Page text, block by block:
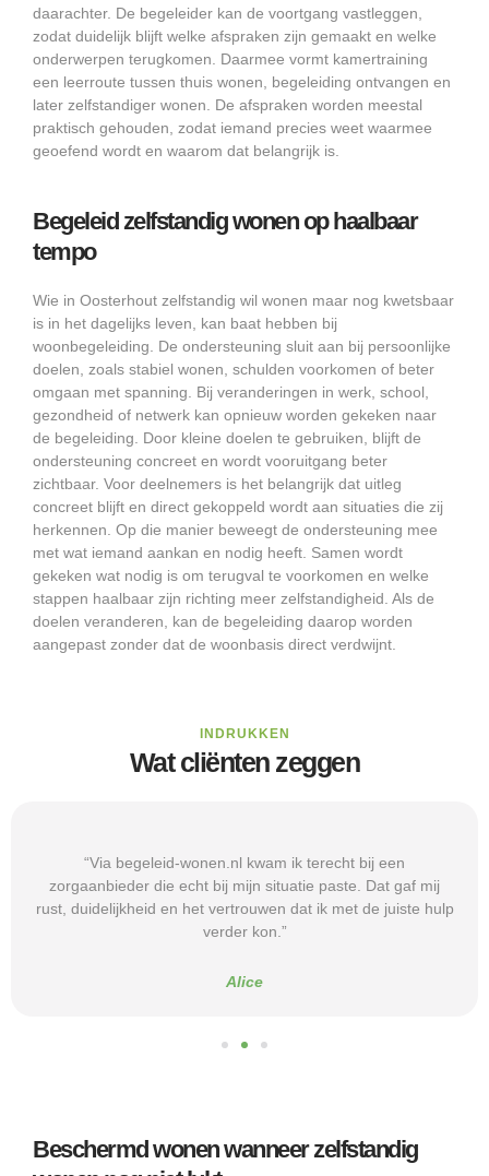
daarachter. De begeleider kan de voortgang vastleggen,
zodat duidelijk blijft welke afspraken zijn gemaakt en welke
onderwerpen terugkomen. Daarmee vormt kamertraining
een leerroute tussen thuis wonen, begeleiding ontvangen en
later zelfstandiger wonen. De afspraken worden meestal
praktisch gehouden, zodat iemand precies weet waarmee
geoefend wordt en waarom dat belangrijk is.
Begeleid zelfstandig wonen op haalbaar
tempo
Wie in Oosterhout zelfstandig wil wonen maar nog kwetsbaar
is in het dagelijks leven, kan baat hebben bij
woonbegeleiding. De ondersteuning sluit aan bij persoonlijke
doelen, zoals stabiel wonen, schulden voorkomen of beter
omgaan met spanning. Bij veranderingen in werk, school,
gezondheid of netwerk kan opnieuw worden gekeken naar
de begeleiding. Door kleine doelen te gebruiken, blijft de
ondersteuning concreet en wordt vooruitgang beter
zichtbaar. Voor deelnemers is het belangrijk dat uitleg
concreet blijft en direct gekoppeld wordt aan situaties die zij
herkennen. Op die manier beweegt de ondersteuning mee
met wat iemand aankan en nodig heeft. Samen wordt
gekeken wat nodig is om terugval te voorkomen en welke
stappen haalbaar zijn richting meer zelfstandigheid. Als de
doelen veranderen, kan de begeleiding daarop worden
aangepast zonder dat de woonbasis direct verdwijnt.
INDRUKKEN
Wat cliënten zeggen
“Via begeleid-wonen.nl kwam ik terecht bij een
zorgaanbieder die echt bij mijn situatie paste. Dat gaf mij
rust, duidelijkheid en het vertrouwen dat ik met de juiste hulp
verder kon.”
Alice
Beschermd wonen wanneer zelfstandig